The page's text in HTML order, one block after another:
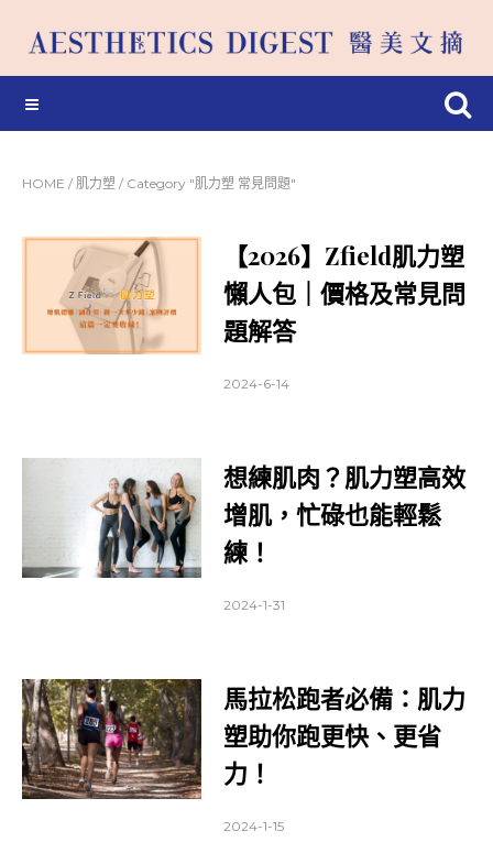
HOME / 肌力塑 / Category "肌力塑 常見問題"
【2026】Zfield肌力塑
懶人包｜價格及常見問
題解答
2024-6-14
想練肌肉？肌力塑高效
增肌，忙碌也能輕鬆
練！
2024-1-31
馬拉松跑者必備：肌力
塑助你跑更快、更省
力！
2024-1-15